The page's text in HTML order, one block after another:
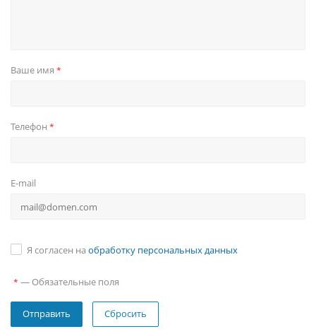
Ваше имя *
Телефон *
E-mail
Я согласен на обработку персональных данных
* — Обязательные поля
Сбросить